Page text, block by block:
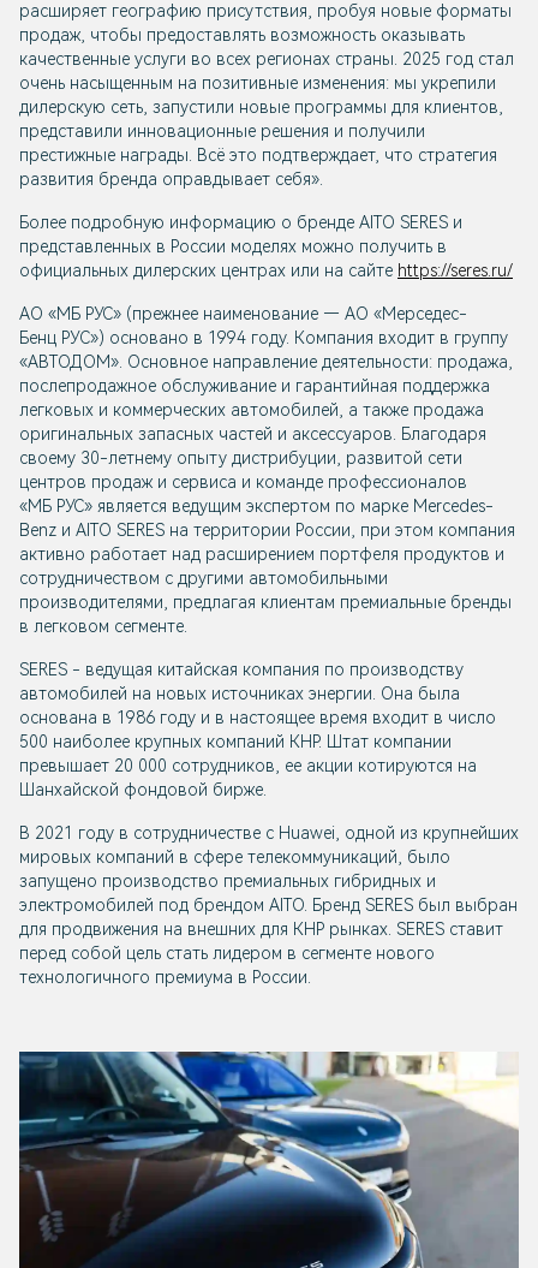
расширяет географию присутствия, пробуя новые форматы
продаж, чтобы предоставлять возможность оказывать
качественные услуги во всех регионах страны. 2025 год стал
очень насыщенным на позитивные изменения: мы укрепили
дилерскую сеть, запустили новые программы для клиентов,
представили инновационные решения и получили
престижные награды. Всё это подтверждает, что стратегия
развития бренда оправдывает себя».
Более подробную информацию о бренде AITO SERES и
представленных в России моделях можно получить в
официальных дилерских центрах или на сайте https://seres.ru/
АО «МБ РУС» (прежнее наименование — AO «Мерседес-
Бенц PУC») основано в 1994 году. Компания входит в группу
«АВТОДОМ». Основное направление деятельности: продажа,
послепродажное обслуживание и гарантийная поддержка
легковых и коммерческих автомобилей, а также продажа
оригинальных запасных частей и аксессуаров. Благодаря
своему 30-летнему опыту дистрибуции, развитой сети
центров продаж и сервиса и команде профессионалов
«МБ РУС» является ведущим экспертом по марке Mercedes-
Benz и AITO SERES на территории России, при этом компания
активно работает над расширением портфеля продуктов и
сотрудничеством с другими автомобильными
производителями, предлагая клиентам премиальные бренды
в легковом сегменте.
SERES - ведущая китайская компания по производству
автомобилей на новых источниках энергии. Она была
основана в 1986 году и в настоящее время входит в число
500 наиболее крупных компаний КНР. Штат компании
превышает 20 000 сотрудников, ее акции котируются на
Шанхайской фондовой бирже.
В 2021 году в сотрудничестве с Huawei, одной из крупнейших
мировых компаний в сфере телекоммуникаций, было
запущено производство премиальных гибридных и
электромобилей под брендом AITO. Бренд SERES был выбран
для продвижения на внешних для КНР рынках. SERES ставит
перед собой цель стать лидером в сегменте нового
технологичного премиума в России.